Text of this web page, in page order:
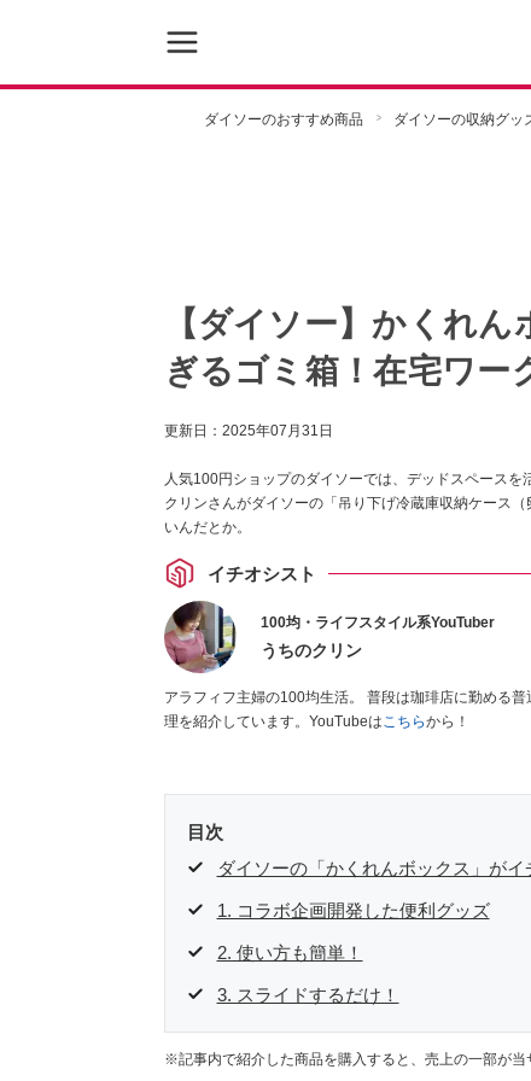
ダイソーのおすすめ商品 ダイソーの収納グッ
【ダイソー】かくれ
ぎるゴミ箱！在宅ワ
更新日： 2025年07月31日
人気100円ショップのダイソーでは、デッドスペース
クリンさんがダイソーの「吊り下げ冷蔵庫収納ケース
いんだとか。
イチオシスト
100均・ライフスタイル系YouTuber
うちのクリン
アラフィフ主婦の100均生活。 普段は珈琲店に勤める
理を紹介しています。YouTubeはこちらから！
目次
ダイソーの「かくれんボックス」がイ
1. コラボ企画開発した便利グッズ
2. 使い方も簡単！
3. スライドするだけ！
※記事内で紹介した商品を購入すると、売上の一部が当